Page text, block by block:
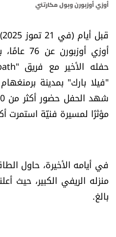
خاص الموقع
كتّابنا
تحت المجهر
آراء
اقتصاد
الصحافة الإسرائيلية
ثقافة وفنون
أوزي أوزبورن وبول مكارتني
قبل أيام (في 21 تموز 2025)،
أوزي أوزبورن ع
ن 76
حفله الأخير مع فريق "
"فيلا بارك" بمدينة
مؤثرًا لمسيرة فنيّة
في أيامه الأخيرة، حاول
منزله الريفي الكبير، حيث
بالغ.